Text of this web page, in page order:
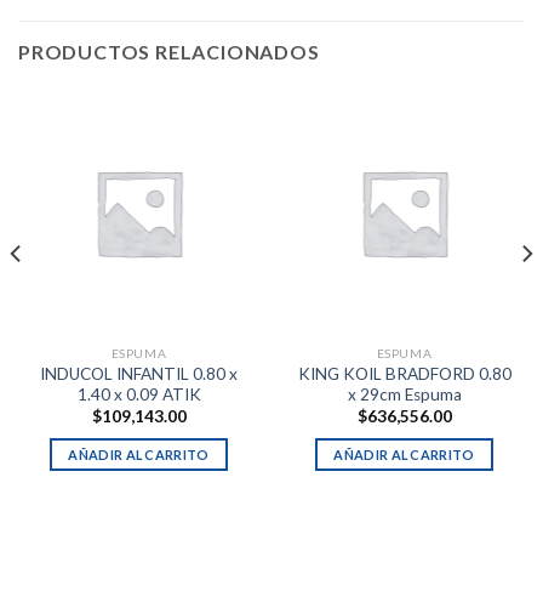
PRODUCTOS RELACIONADOS
ESPUMA
INDUCOL INFANTIL 0.80 x
1.40 x 0.09 ATIK
$109,143.00
AÑADIR AL CARRITO
ESPUMA
KING KOIL BRADFORD 0.80
x 29cm Espuma
$636,556.00
AÑADIR AL CARRITO